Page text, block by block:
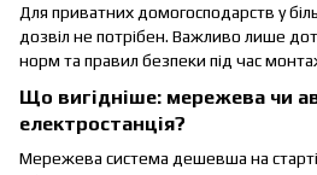
Для приватних домогосподарств у
дозвіл не потрібен. Важливо лише
норм та правил безпеки під час
Що вигідніше: мережева чи
електростанція?
Мережева система дешевша на